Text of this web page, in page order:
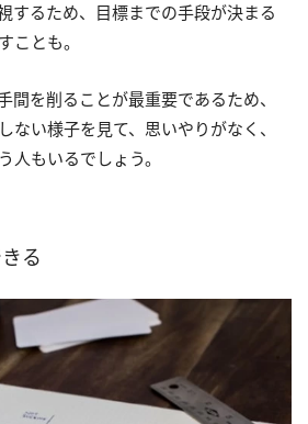
するため、目標までの手段が決まる
ことも。
間を削ることが最重要であるため、
ない様子を見て、思いやりがなく、
人もいるでしょう。
る